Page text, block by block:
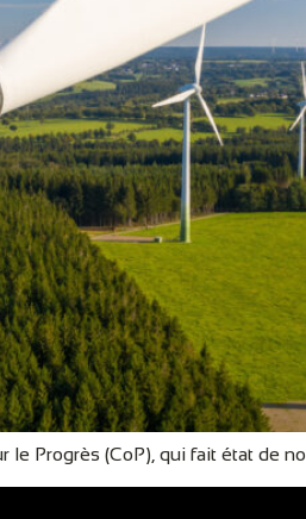
Progrès (CoP), qui fait état de